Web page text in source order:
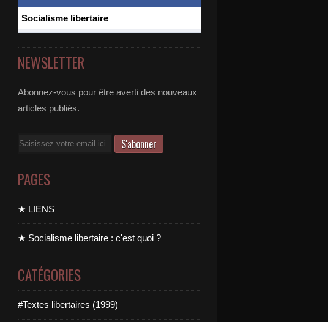
Socialisme libertaire
NEWSLETTER
Abonnez-vous pour être averti des nouveaux
articles publiés.
Email
PAGES
★ LIENS
★ Socialisme libertaire : c'est quoi ?
CATÉGORIES
#Textes libertaires (1999)